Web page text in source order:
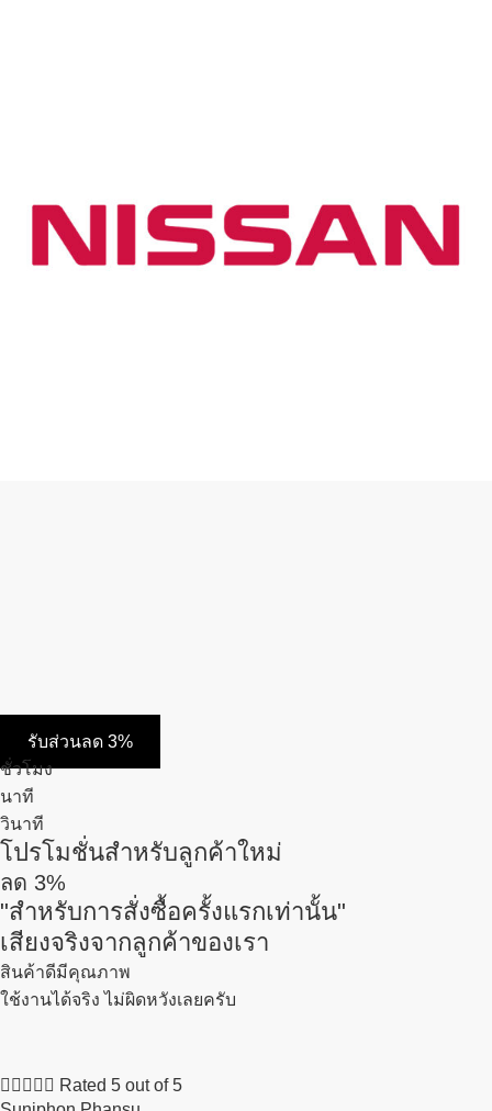
รับส่วนลด 3%
ชั่วโมง
นาที
วินาที
โปรโมชั่นสำหรับลูกค้าใหม่
ลด 3%
"สำหรับการสั่งซื้อครั้งแรกเท่านั้น"
เสียงจริงจากลูกค้าของเรา
สินค้าดีมีคุณภาพ
ใช้งานได้จริง ไม่ผิดหวังเลยครับ
     Rated 5 out of 5